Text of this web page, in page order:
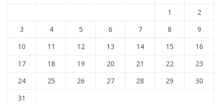
1
2
3
4 5 6 7 8
9
10
11 12 13 14 15
16
17
18 19 20 21 22
23
24
25 26 27 28 29
30
31